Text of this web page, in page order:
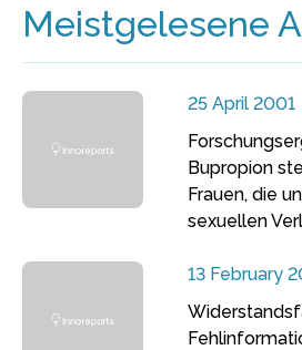
Meistgelesene
25 April 2001
Bupropion
Frauen, die
sexuellen
13 February